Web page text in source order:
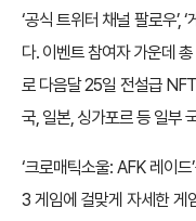
‘공식 트위터 채널 팔로우’,
다. 이벤트 참여자 가운데
로 다음달 25일 전설급
국, 일본, 싱가포르 등 일부
‘크로매틱소울: AFK 레이
3 게임에 걸맞게 자세한 게